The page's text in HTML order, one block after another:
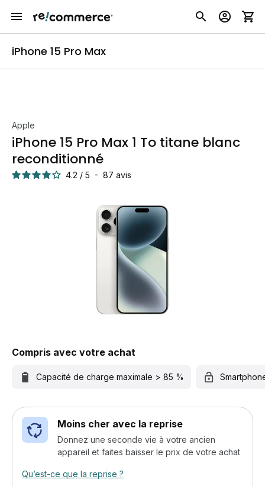
iPhone 15 Pro Max
Apple
iPhone 15 Pro Max 1 To titane blanc
reconditionné
4.2 / 5 - 87 avis
Compris avec votre achat
Capacité de charge maximale > 85 %
Moins cher avec la reprise
Donnez une seconde vie à votre ancien
appareil et faites baisser le prix de votre achat
Qu’est-ce que la reprise ?